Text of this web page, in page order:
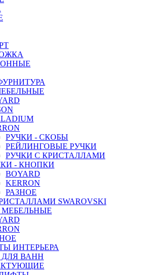
РУЧКИ - СКОБЫ
РЕЙЛИНГОВЫЕ РУЧКИ
РУЧКИ С КРИСТАЛЛАМИ
- КНОПКИ
BOYARD
KERRON
РАЗНОЕ
SWAROVSKI
ИНТЕРЬЕРА
ВАНН